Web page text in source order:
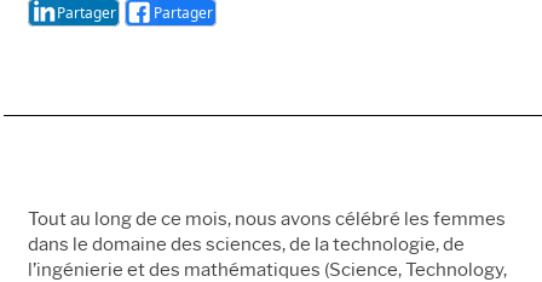
Partager Partager
Tout au long de ce mois, nous avons célébré les femmes
dans le domaine des sciences, de la technologie, de
l’ingénierie et des mathématiques (Science, Technology,